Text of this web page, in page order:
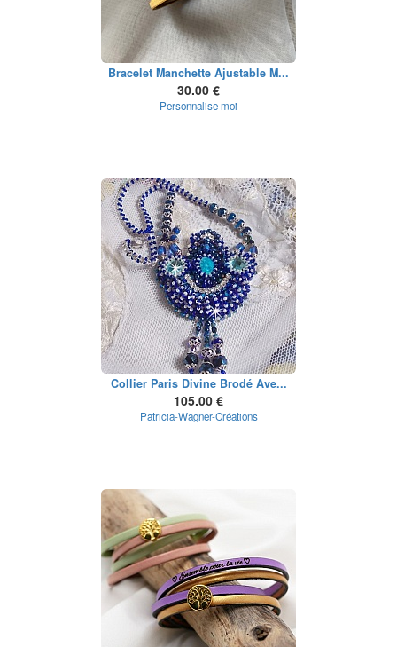
Bracelet Manchette Ajustable M...
30.00 €
Personnalise moi
Collier Paris Divine Brodé Ave...
105.00 €
Patricia-Wagner-Créations